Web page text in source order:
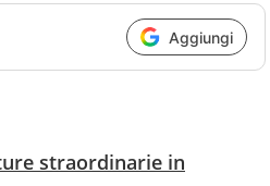
Aggiungi
straordinarie in